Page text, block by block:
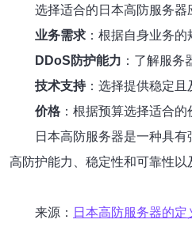
选择适合的日本高防服务器
业务需求 ：根据自身业务
DDoS防护能力 ：了解服务
技术支持：选择提供稳定且
价格 ：根据预算选择适合
日本高防服务器是一种具
高防护能力、稳定性和可靠性
来源： 日本高防服务器的定